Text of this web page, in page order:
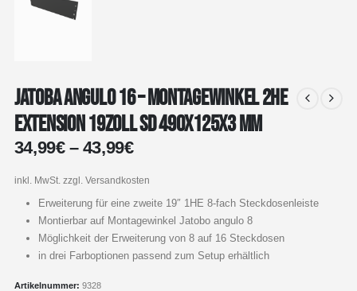
Jatoba angulo 16 – Montagewinkel 2HE
Extension 19Zoll SD 490x125x3 mm
34,99€– 43,99€
inkl. MwSt. zzgl. Versandkosten
Erweiterung für eine zweite 19″ 1HE 8-fach Steckdosenleiste
Montierbar auf Montagewinkel Jatobo angulo 8
Möglichkeit der Erweiterung von 8 auf 16 Steckdosen
in drei Farboptionen passend zum Setup erhältlich
Artikelnummer: 9328